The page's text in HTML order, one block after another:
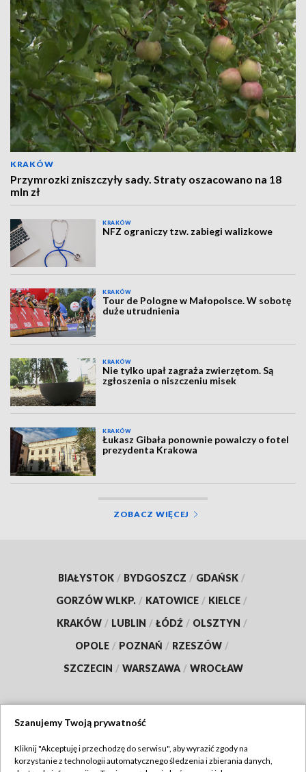
KRAKÓW
Przymrozki zniszczyły sady. Straty oszacowano na 18
mln zł
KRAKÓW
NFZ ograniczy tzw. zabiegi walizkowe
KRAKÓW
Tour de Pologne w Małopolsce. W sobotę
duże utrudnienia
KRAKÓW
Nie tylko upał zagraża zwierzętom. Są
zgłoszenia o niszczeniu misek
KRAKÓW
Łukasz Gibała ponownie powalczy o fotel
prezydenta Krakowa
ZOBACZ WIĘCEJ
BIAŁYSTOK / BYDGOSZCZ / GDAŃSK /
GORZÓW WLKP. / KATOWICE / KIELCE /
KRAKÓW / LUBLIN / ŁÓDŹ / OLSZTYN /
OPOLE / POZNAŃ / RZESZÓW /
SZCZECIN / WARSZAWA / WROCŁAW
TVP
Szanujemy Twoją prywatność
Kliknij "Akceptuję i przechodzę do serwisu", aby wyrazić zgody na
korzystanie z technologii automatycznego śledzenia i zbierania danych,